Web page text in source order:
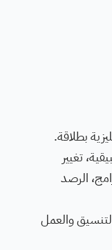
بطلاقة.
تغيير
الرصد
والعمل